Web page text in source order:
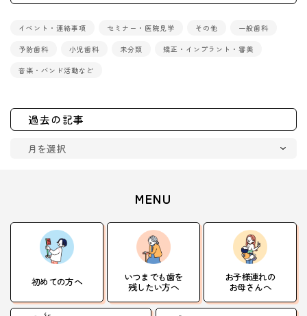
イベント・連絡事項 セミナー・医院見学 その他 一般歯科
予防歯科 小児歯科 未分類 矯正・インプラント・審美
音楽・バンド活動など
過去の記事
MENU
初めての方へ いつまでも歯を
残したい方へ
お子様連れの
お母さんへ